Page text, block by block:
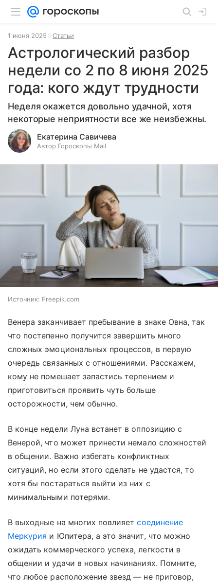
1 июня 2025 Статьи
Астрологический разбор
недели со 2 по 8 июня 2025
года: кого ждут трудности
Неделя окажется довольно удачной, хотя
некоторые неприятности все же неизбежны.
Екатерина Савичева
Автор Гороскопы Mail
Источник: Freepik.com
Венера заканчивает пребывание в знаке Овна, так
что постепенно получится завершить много
сложных эмоциональных процессов, в первую
очередь связанных с отношениями. Расскажем,
кому не помешает запастись терпением и
приготовиться проявить чуть больше
осторожности, чем обычно.
В конце недели Луна встанет в оппозицию с
Венерой, что может принести немало сложностей
в общении. Важно избегать конфликтных
ситуаций, но если этого сделать не удастся, то
хотя бы постараться выйти из них с
минимальными потерями.
В выходные на многих повлияетсоединение
Меркурия и Юпитера, а это значит, что можно
ожидать коммерческого успеха, легкости в
общении и удачи в новых начинаниях. Помните,
что любое расположение звезд — не приговор,